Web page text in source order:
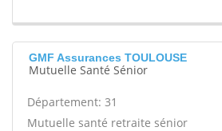
GMF Assurances TOULOUSE
Mutuelle Santé Sénior
Département: 31
Mutuelle santé retraite sénior